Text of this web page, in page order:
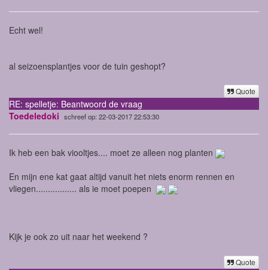
Echt wel!
al seizoensplantjes voor de tuin geshopt?
Quote
RE: spelletje: Beantwoord de vraag
Toedeledoki schreef op: 22-03-2017 22:53:30
Ik heb een bak viooltjes.... moet ze alleen nog planten
En mijn ene kat gaat altijd vanuit het niets enorm rennen en
vliegen................. als ie moet poepen
Kijk je ook zo uit naar het weekend ?
Quote